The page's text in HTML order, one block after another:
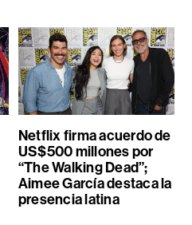
Netflix firma acuerdo de
US$500 millones por
“The Walking Dead”;
Aimee García destaca la
presencia latina